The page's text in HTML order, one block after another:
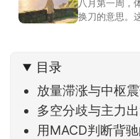
八月第一周，
换刀的意思。
家感受到了春
回暖到2
目录
放量滞涨与中枢
多空分歧与主力
用MACD判断背